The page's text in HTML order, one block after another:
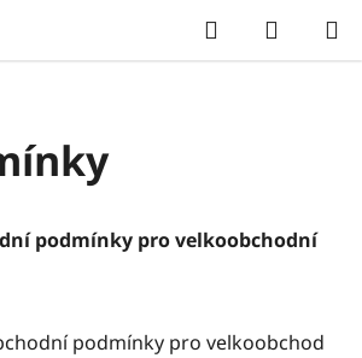
Hledat
KOŠÍK
podmínky pro velkoobchodní
podmínky pro velkoobchod